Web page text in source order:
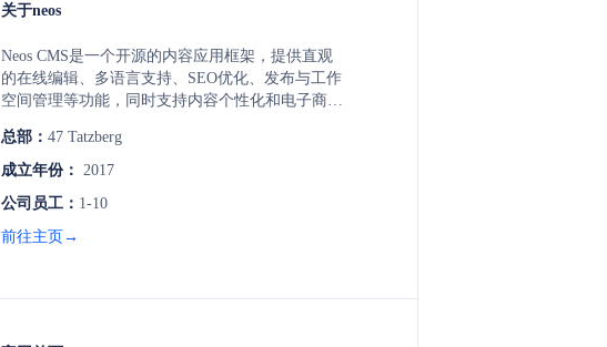
关于neos
Neos CMS是一个开源的内容应用框架，提供直观
的在线编辑、多语言支持、SEO优化、发布与工作
空间管理等功能，同时支持内容个性化和电子商
力以及快速易得的支持而受到开发者和编辑者的喜
爱。
总部： 47 Tatzberg
成立年份： 2017
公司员工： 1-10
前往主页→